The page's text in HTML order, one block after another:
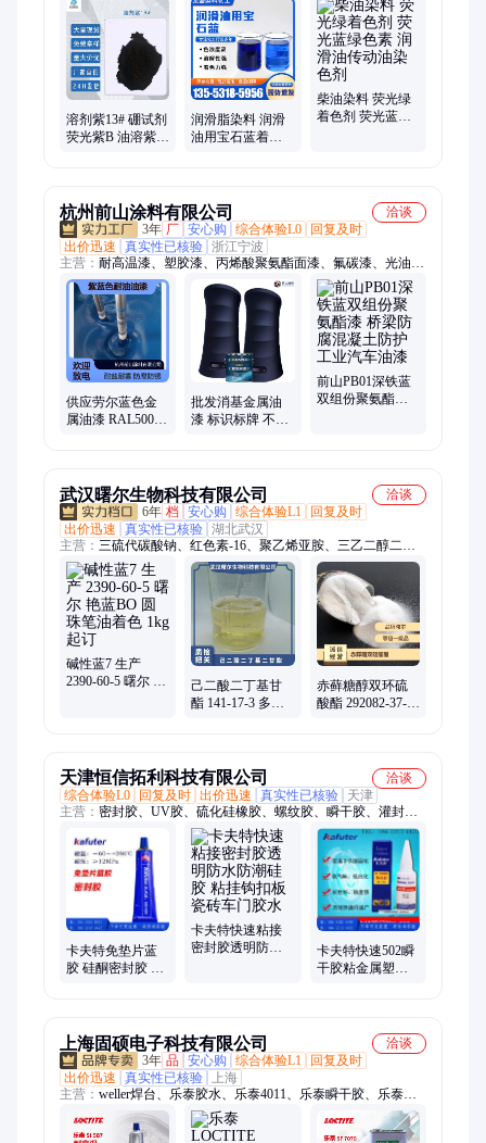
溶剂紫13# 硼试剂
荧光紫B 油溶紫
润滑脂染料 润滑
油用宝石蓝着色
柴油染料 荧光绿
着色剂 荧光蓝绿
杭州前山涂料有限公司
洽谈
3年 厂 安心购 综合体验L0
回复及时
出价迅速
真实性已核验 浙江宁波
主营： 耐高温漆、塑胶漆、丙烯酸聚氨酯面漆、氟碳漆、光油、
聚氨酯漆、脂肪族聚氨酯面漆、环氧防腐涂料、油漆色浆、金属
防腐漆、银包铜导电漆、手感漆、氨基烤漆、银粉漆、清漆、氟
碳金属漆、环氧涂料、工业漆、水性油漆、丙烯酸聚氨酯桔纹
漆、有机硅耐热漆、塑料漆、五金油漆、油性色浆
供应劳尔蓝色金
属油漆 RAL5000
批发消基金属油
漆 标识标牌 不锈
前山PB01深铁蓝
双组份聚氨酯漆
武汉曙尔生物科技有限公司
洽谈
6年 档 安心购 综合体验L1
回复及时
出价迅速
真实性已核验 湖北武汉
主营： 三硫代碳酸钠、红色素-16、聚乙烯亚胺、三乙二醇二异
辛酸酯、巯基苯并噻唑钠、L-丙交酯、乙交酯、石油酯-T50、多
元醇苯甲酸酯、热压敏染料、光稳定剂、高分子降解材料
碱性蓝7 生产
2390-60-5 曙尔 艳
己二酸二丁基甘
酯 141-17-3 多元
赤藓糖醇双环硫
酸酯 292082-37-2
天津恒信拓利科技有限公司
洽谈
综合体验L0
回复及时 出价迅速 真实性已核验
天津
主营： 密封胶、UV胶、硫化硅橡胶、螺纹胶、瞬干胶、灌封
卡夫特免垫片蓝
胶 硅酮密封胶 防
卡夫特快速粘接
密封胶透明防水
卡夫特快速502瞬
干胶粘金属塑料
上海固硕电子科技有限公司
洽谈
3年 品 安心购 综合体验L1
回复及时
出价迅速
真实性已核验
上海
主营： weller焊台、乐泰胶水、乐泰4011、乐泰瞬干胶、乐泰环
氧胶、乐泰4981、乐泰31CL、乐泰 21HP、乐泰454、泰罗松
9360、WELLERWT1014、威勒WT1010H、WT1010、易力高